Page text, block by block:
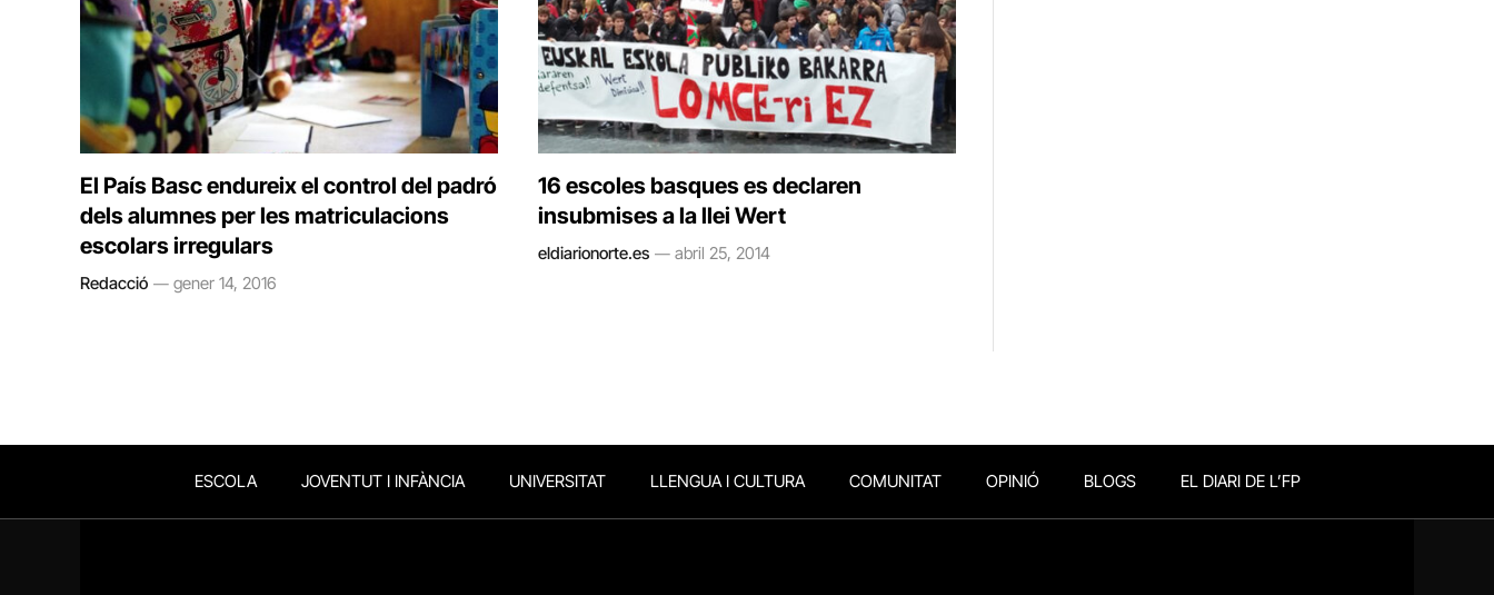
El País Basc endureix el control del padró
dels alumnes per les matriculacions
escolars irregulars
Redacció gener 14, 2016
16 escoles basques es declaren
insubmises a la llei Wert
eldiarionorte.es abril 25, 2014
ESCOLA JOVENTUT I INFÀNCIA UNIVERSITAT LLENGUA I CULTURA COMUNITAT OPINIÓ BLOGS EL DIARI DE L’FP